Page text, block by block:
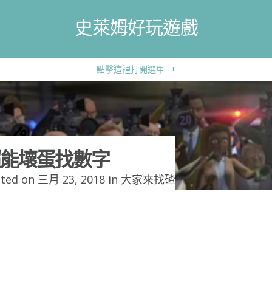
史萊姆好玩遊戲
點擊這裡打開選單 +
壞蛋找數字
on 三月 23, 2018 in 大家來找碴